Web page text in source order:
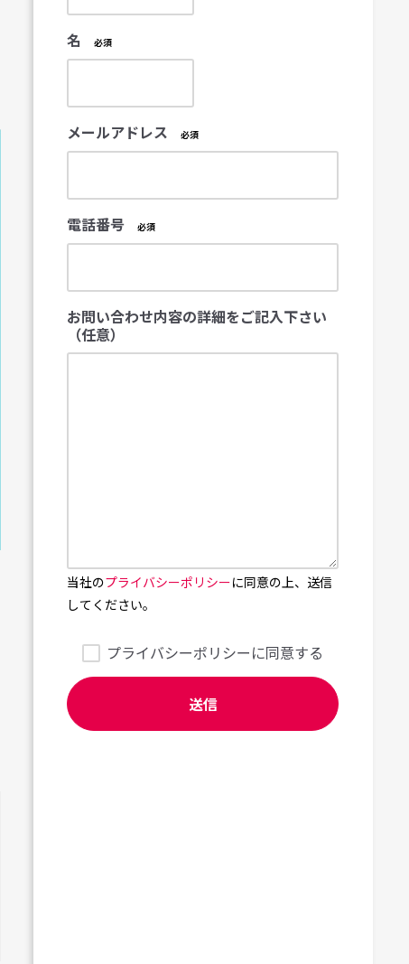
名
メールアドレス
電話番号
お問い合わせ内容の詳細をご記入下さい
（任意）
当社のプライバシーポリシーに同意の上、送信
してください。
プライバシーポリシーに同意する